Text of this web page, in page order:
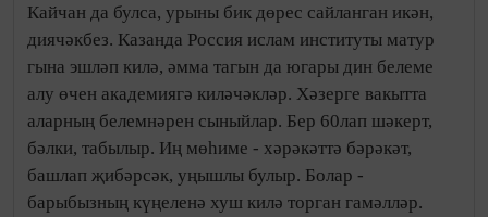
Кайчан да булса, урыны бик дөрес сайланган икән,
диячәкбез. Казанда Россия ислам институты матур
гына эшләп килә, әмма тагын да югары дин белеме
алу өчен академиягә киләчәкләр. Хәзерге вакытта
аларның белемнәрен сыныйлар. Бер 60лап шәкерт,
бәлки, табылыр. Иң мөһиме - хәрәкәттә бәрәкәт,
башлап җибәрсәк, уңышлы булыр. Болар -
барыбызның күңеленә хуш килә торган гамәлләр.